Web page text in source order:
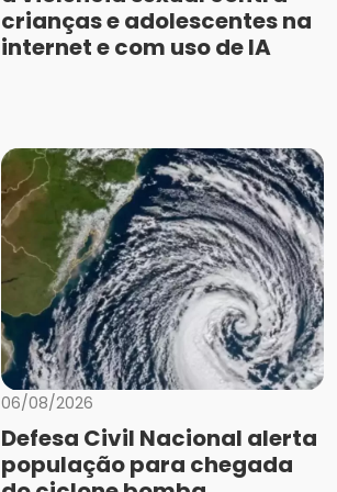
crianças e adolescentes na
internet e com uso de IA
06/08/2026
Defesa Civil Nacional alerta
população para chegada